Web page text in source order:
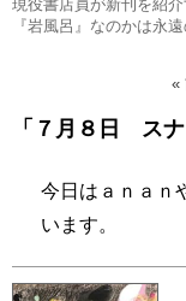
高坂浩一の新刊番台
現役書店員が新刊を紹
『岩風呂』なのかは永遠
«
「７月８日 スナ
今日はａｎａｎ
います。